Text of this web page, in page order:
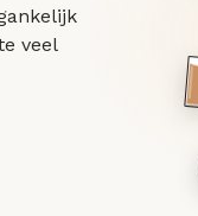
veel